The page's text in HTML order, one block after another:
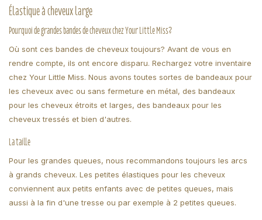
Élastique à cheveux large
Pourquoi de grandes bandes de cheveux chez Your Little Miss?
Où sont ces bandes de cheveux toujours? Avant de vous en
rendre compte, ils ont encore disparu. Rechargez votre inventaire
chez Your Little Miss. Nous avons toutes sortes de bandeaux pour
les cheveux avec ou sans fermeture en métal, des bandeaux
pour les cheveux étroits et larges, des bandeaux pour les
cheveux tressés et bien d'autres.
La taille
Pour les grandes queues, nous recommandons toujours les arcs
à grands cheveux. Les petites élastiques pour les cheveux
conviennent aux petits enfants avec de petites queues, mais
aussi à la fin d'une tresse ou par exemple à 2 petites queues.